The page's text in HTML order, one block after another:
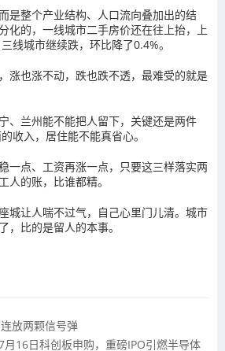
是整个产业结构、人口流向叠加出的结
化的，一线城市二手房价还在往上抬，上
线城市继续跌，环比降了0.4%。
涨也涨不动，跌也跌不透，最难受的就是
、兰州能不能把人留下，关键还是两件
收入，居住能不能真省心。
一点、工资再涨一点，只要这三样落实两
人的账，比谁都精。
城让人喘不过气，自己心里门儿清。城市
，比的是留人的本事。
放两颗信号弹
月16日科创板申购，重磅IPO引燃半导体